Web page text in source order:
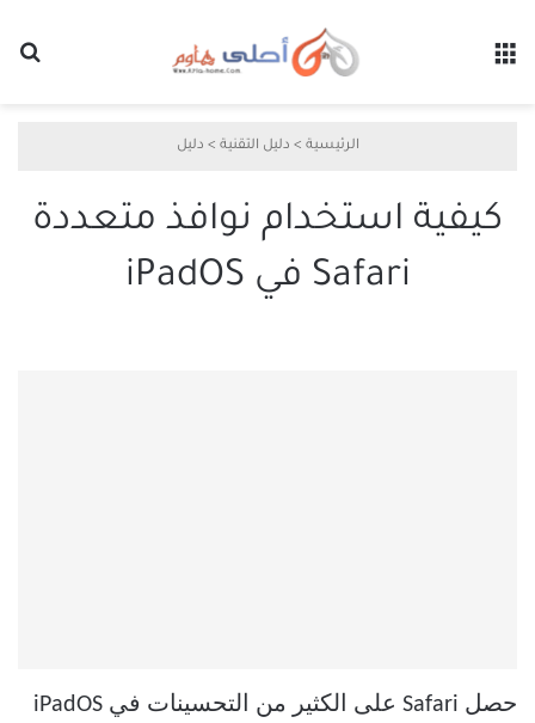
الرئيسية > دليل التقنية > دليل
كيفية استخدام نوافذ متعددة
Safari في iPadOS
حصل Safari على الكثير من التحسينات في iPadOS